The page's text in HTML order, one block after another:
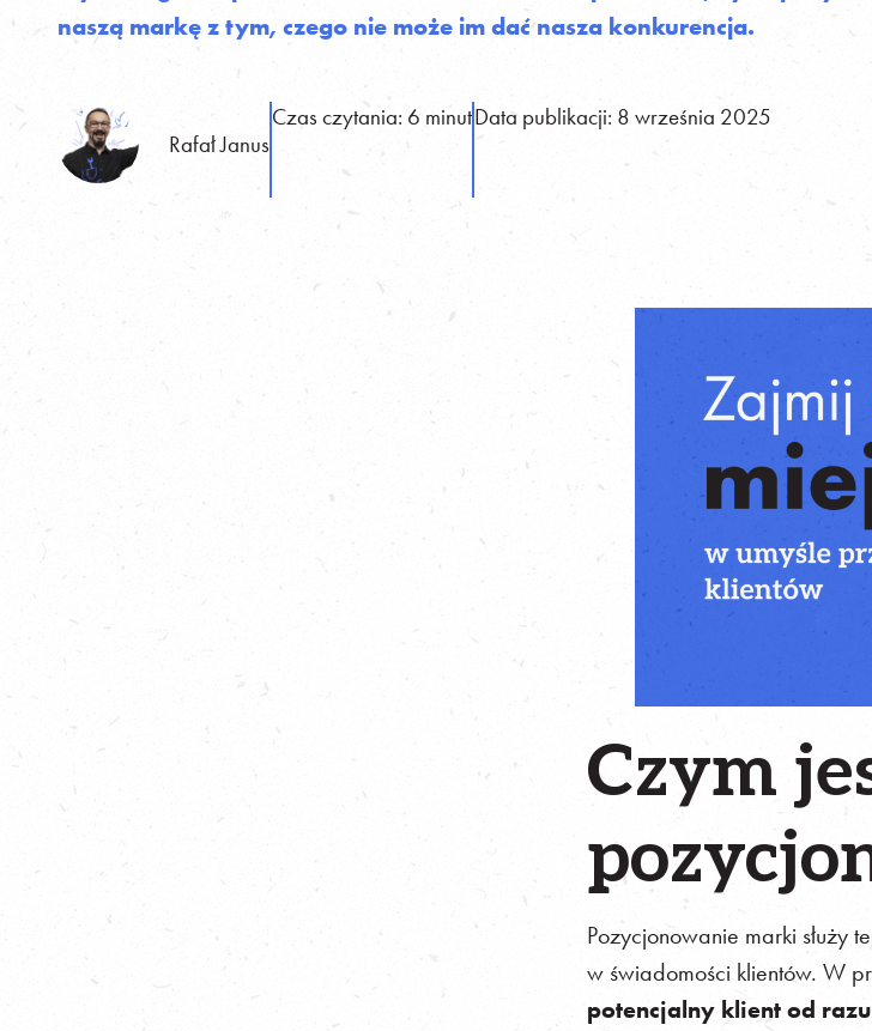
naszą markę z tym, czego nie może im dać nasza konkurencja.
Rafał Janus
Czas czytania: 6 minutData publikacji: 8 września 2025
Czym
Pozycjonowanie marki służy
w świadomości klientów. W
potencjalny klient od